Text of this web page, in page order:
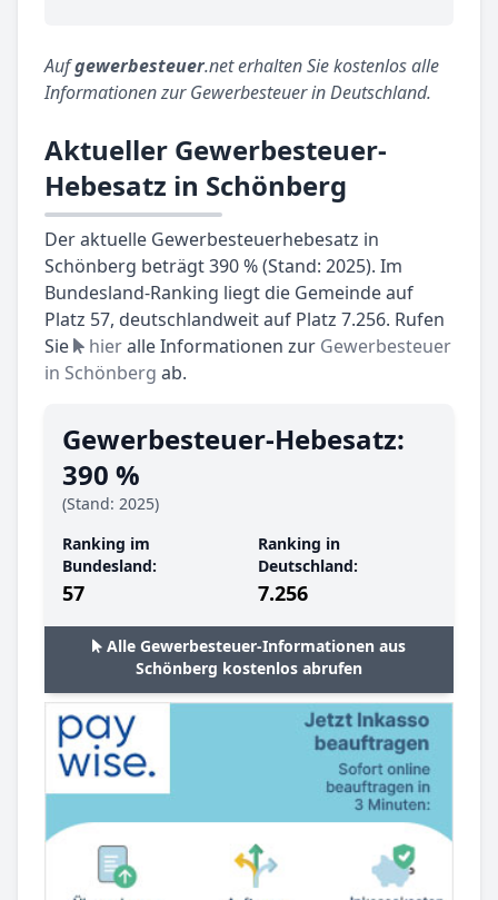
Aufgewerbesteuer.net erhalten Sie kostenlos alle
Informationen zur Gewerbesteuer in Deutschland.
Aktueller Gewerbesteuer-
Hebesatz in Schönberg
Der aktuelle Gewerbesteuerhebesatz in
Schönberg beträgt 390 % (Stand: 2025). Im
Bundesland-Ranking liegt die Gemeinde auf
Platz 57, deutschlandweit auf Platz 7.256. Rufen
Sie
hieralle Informationen zur Gewerbesteuer
in Schönberg ab.
Gewerbesteuer-Hebesatz:
390 %
(Stand: 2025)
Ranking im
Bundesland:
57
Ranking in
Deutschland:
7.256
Alle Gewerbesteuer-Informationen aus
Schönberg kostenlos abrufen